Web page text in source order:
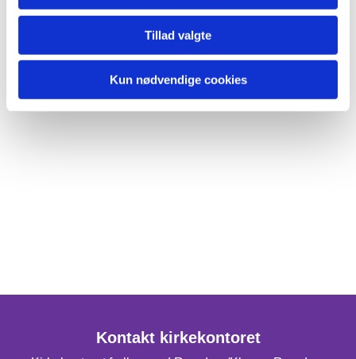
Tillad valgte
Kun nødvendige cookies
Kontakt kirkekontoret